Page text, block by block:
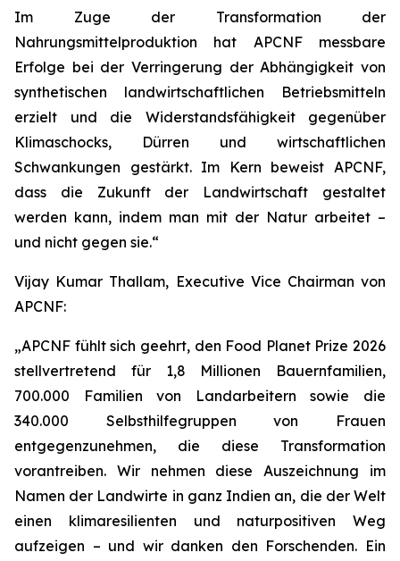
Im Zuge der Transformation der
Nahrungsmittelproduktion hat APCNF messbare
Erfolge bei der Verringerung der Abhängigkeit von
synthetischen landwirtschaftlichen Betriebsmitteln
erzielt und die Widerstandsfähigkeit gegenüber
Klimaschocks, Dürren und wirtschaftlichen
Schwankungen gestärkt. Im Kern beweist APCNF,
dass die Zukunft der Landwirtschaft gestaltet
werden kann, indem man mit der Natur arbeitet –
und nicht gegen sie.“
Vijay Kumar Thallam, Executive Vice Chairman von
APCNF:
„APCNF fühlt sich geehrt, den Food Planet Prize 2026
stellvertretend für 1,8 Millionen Bauernfamilien,
700.000 Familien von Landarbeitern sowie die
340.000 Selbsthilfegruppen von Frauen
entgegenzunehmen, die diese Transformation
vorantreiben. Wir nehmen diese Auszeichnung im
Namen der Landwirte in ganz Indien an, die der Welt
einen klimaresilienten und naturpositiven Weg
aufzeigen – und wir danken den Forschenden. Ein